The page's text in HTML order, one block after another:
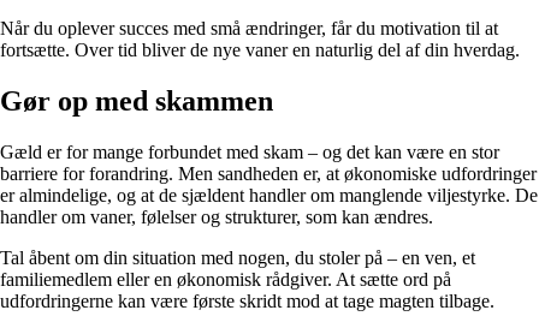
Når du oplever succes med små ændringer, får du motivation til at
fortsætte. Over tid bliver de nye vaner en naturlig del af din hverdag.
Gør op med skammen
Gæld er for mange forbundet med skam – og det kan være en stor
barriere for forandring. Men sandheden er, at økonomiske udfordringer
er almindelige, og at de sjældent handler om manglende viljestyrke. De
handler om vaner, følelser og strukturer, som kan ændres.
Tal åbent om din situation med nogen, du stoler på – en ven, et
familiemedlem eller en økonomisk rådgiver. At sætte ord på
udfordringerne kan være første skridt mod at tage magten tilbage.